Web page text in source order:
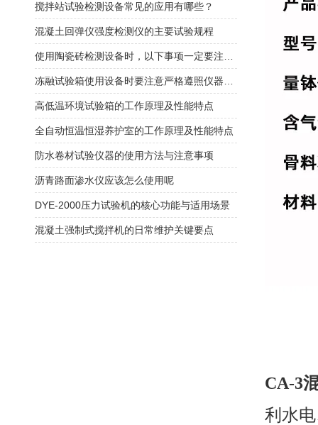
CA-3
利水
搅拌站试验检测设备常见的应用有哪些？
混凝土回弹仪强度检测仪的主要试验规程
高低温环境试验箱的工作原理及性能特点
全自动恒温恒湿养护室的工作原理及性能特点
防水卷材试验仪器的使用方法与注意事项
沥青路面渗水仪应该怎么使用呢
DYE-2000压力试验机的核心功能与适用场景
混凝土强制式搅拌机的日常维护关键要点